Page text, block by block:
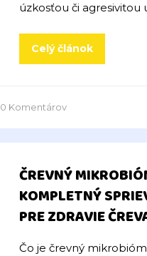
úzkosťou či agresivitou
Celý článok
0 Komentárov
ČREVNÝ
KOMPLETNÝ
PRE ZDRAVIE
Čo je črevný